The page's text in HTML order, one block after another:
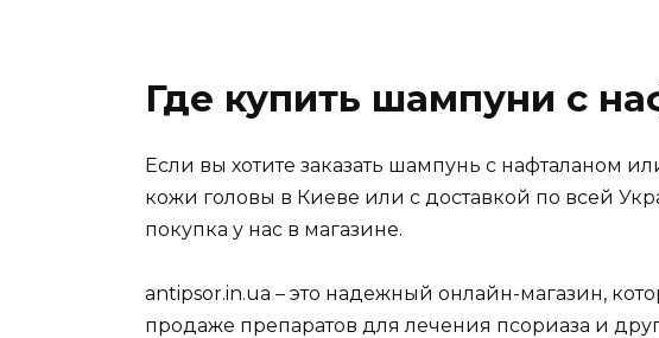
Где купить шампуни с
Если вы хотите заказать шампунь с нафталаном
кожи головы в Киеве или с доставкой по всей
покупка у нас в магазине.
antipsor.in.ua – это надежный онлайн-магазин,
продаже препаратов для лечения псориаза и